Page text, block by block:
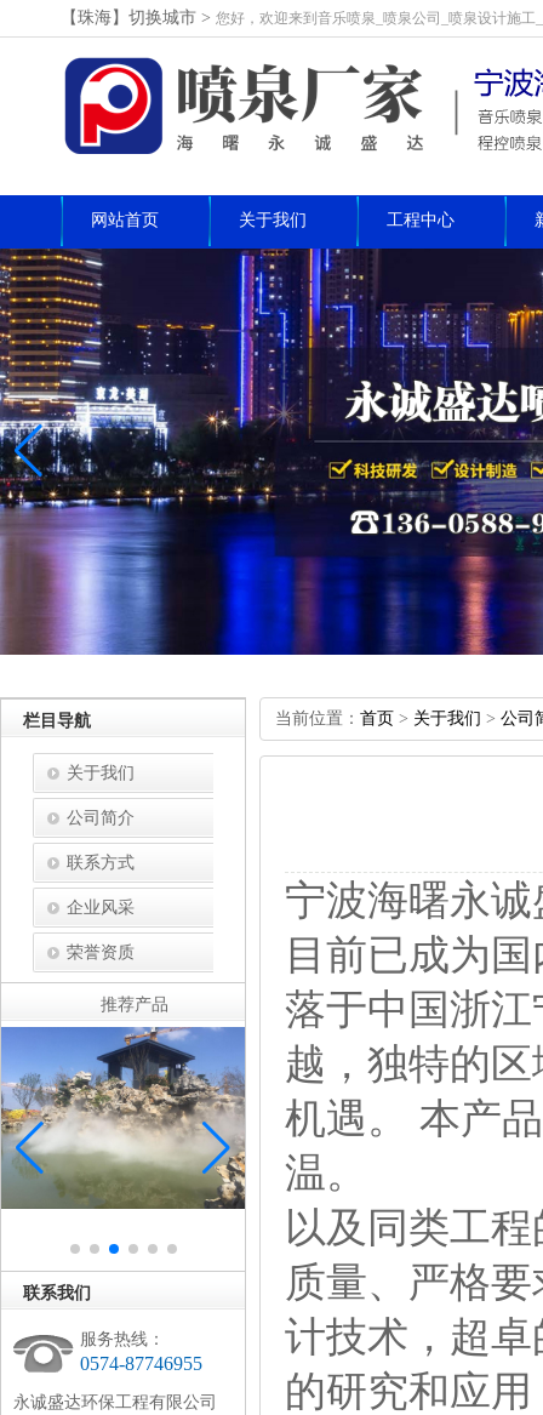
【珠海】切换城市> 您好，欢迎来到音乐喷泉_喷泉公司_喷泉设计施
网站首页 关于我们 工程中心
栏目导航
关于我们
公司简介
联系方式
企业风采
荣誉资质
推荐产品
联系我们
服务热线：
0574-87746955
永诚盛达环保工程有限公司
当前位置：首页 > 关于我们 >公司
宁波海曙永
目前已成为
落于中国浙
越，独特的
机遇。本产
温。
以及同类工
质量、严格
计技术，超
的研究和应